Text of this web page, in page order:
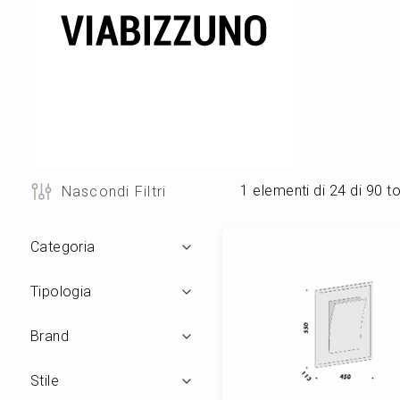
1 elementi di 24 di 90
Categoria
Tipologia
Brand
Stile
Nascondi Filtri